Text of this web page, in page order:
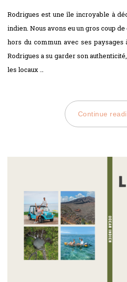
Rodrigues est une île incroyable à
indien. Nous avons eu un gros coup
hors du commun avec ses paysages
Rodrigues a su garder son
les locaux …
Continue